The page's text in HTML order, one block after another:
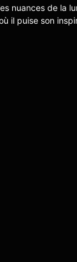
nuances de la
il puise son